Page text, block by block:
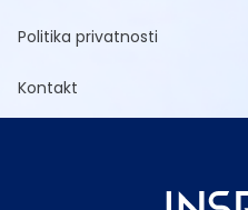
Politika privatnosti
Kontakt